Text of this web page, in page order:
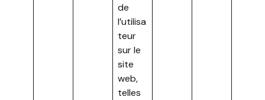
de
l’utilisa
teur
sur le
site
web,
telles